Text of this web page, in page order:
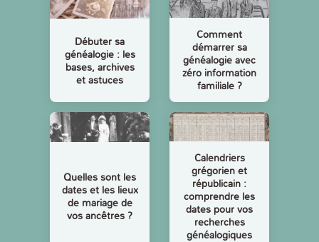
Débuter sa
généalogie : les
bases, archives
et astuces
Comment
démarrer sa
généalogie avec
zéro information
familiale ?
Quelles sont les
dates et les lieux
de mariage de
vos ancêtres ?
Calendriers
grégorien et
républicain :
comprendre les
dates pour vos
recherches
généalogiques